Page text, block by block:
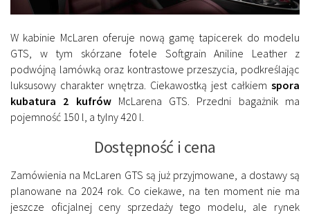
W kabinie McLaren oferuje nową gamę tapicerek do modelu
GTS, w tym skórzane fotele Softgrain Aniline Leather z
podwójną lamówką oraz kontrastowe przeszycia, podkreślając
luksusowy charakter wnętrza. Ciekawostką jest całkiem spora
kubatura 2 kufrówMcLarena GTS. Przedni bagażnik ma
pojemność 150 l, a tylny 420 l.
Dostępność i cena
Zamówienia na McLaren GTS są już przyjmowane, a dostawy są
planowane na 2024 rok. Co ciekawe, na ten moment nie ma
jeszcze oficjalnej ceny sprzedaży tego modelu, ale rynek